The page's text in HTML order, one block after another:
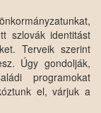
szlovák identitást
Terveik szerint
Úgy gondolják,
programokat
el, várjuk a